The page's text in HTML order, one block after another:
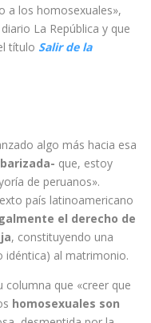
a los homosexuales»,
La República y que
título Salir de la
algo más hacia esa
que, estoy
de peruanos».
país latinoamericano
el derecho de
, constituyendo una
idéntica) al matrimonio.
columna que «creer que
homosexuales son